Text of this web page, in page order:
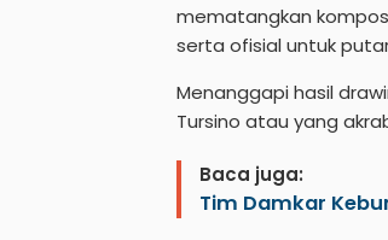
mematangkan
serta ofisial untuk
Menanggapi hasil
Tursino atau yang
Baca juga:
Tim Damkar